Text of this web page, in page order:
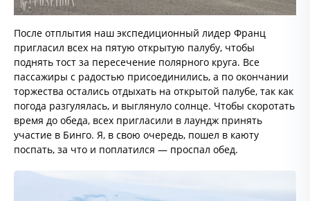
После отплытия наш экспедиционный лидер Франц
пригласил всех на пятую открытую палубу, чтобы
поднять тост за пересечение полярного круга. Все
пассажиры с радостью присоединились, а по окончании
торжества остались отдыхать на открытой палубе, так как
погода разгулялась, и выглянуло солнце. Чтобы скоротать
время до обеда, всех пригласили в лаундж принять
участие в Бинго. Я, в свою очередь, пошел в каюту
поспать, за что и поплатился — проспал обед.